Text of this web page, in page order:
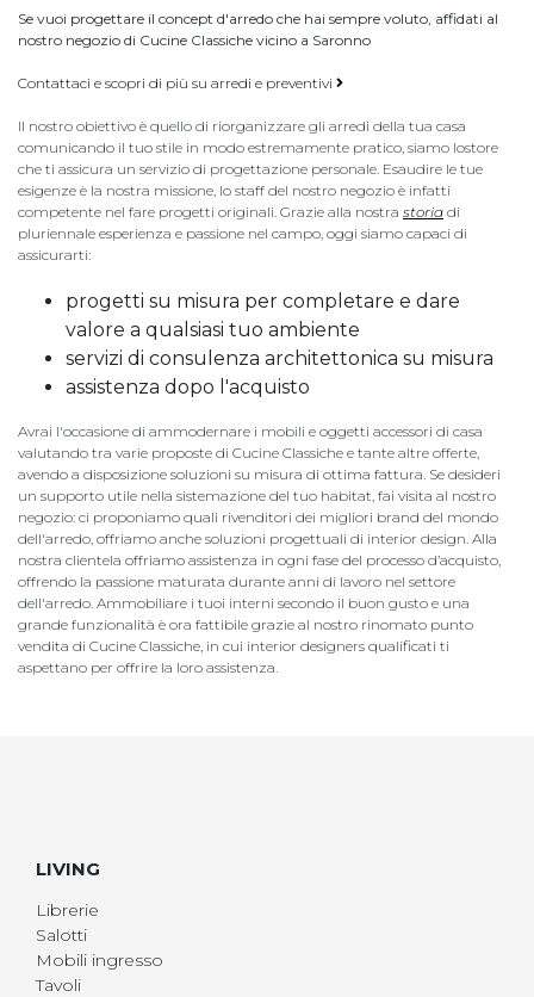
Se vuoi progettare il concept d'arredo che hai sempre voluto, affidati al
nostro negozio di Cucine Classiche vicino a Saronno
Contattaci e scopri di più su arredi e preventivi
Il nostro obiettivo è quello di riorganizzare gli arredi della tua casa
comunicando il tuo stile in modo estremamente pratico, siamo lostore
che ti assicura un servizio di progettazione personale. Esaudire le tue
esigenze è la nostra missione, lo staff del nostro negozio è infatti
competente nel fare progetti originali. Grazie alla nostra storia di
pluriennale esperienza e passione nel campo, oggi siamo capaci di
assicurarti:
progetti su misura per completare e dare
valore a qualsiasi tuo ambiente
servizi di consulenza architettonica su misura
assistenza dopo l'acquisto
Avrai l'occasione di ammodernare i mobili e oggetti accessori di casa
valutando tra varie proposte di Cucine Classiche e tante altre offerte,
avendo a disposizione soluzioni su misura di ottima fattura. Se desideri
un supporto utile nella sistemazione del tuo habitat, fai visita al nostro
negozio: ci proponiamo quali rivenditori dei migliori brand del mondo
dell'arredo, offriamo anche soluzioni progettuali di interior design. Alla
nostra clientela offriamo assistenza in ogni fase del processo d’acquisto,
offrendo la passione maturata durante anni di lavoro nel settore
dell'arredo. Ammobiliare i tuoi interni secondo il buon gusto e una
grande funzionalità è ora fattibile grazie al nostro rinomato punto
vendita di Cucine Classiche, in cui interior designers qualificati ti
aspettano per offrire la loro assistenza.
LIVING
Librerie
Salotti
Mobili ingresso
Tavoli